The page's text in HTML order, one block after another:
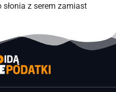
z serem zamiast